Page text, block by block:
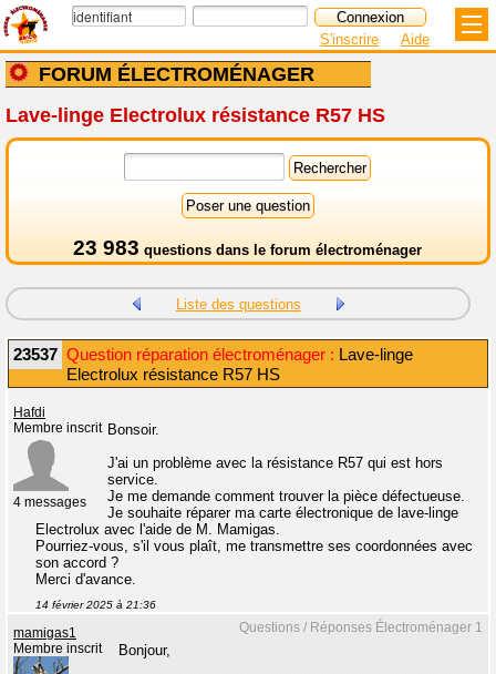
FORUM ÉLECTROMÉNAGER
S'inscrire Aide
Lave-linge Electrolux résistance R57 HS
23 983 questions dans le forum électroménager
Liste des questions
23537 Question réparation électroménager : Lave-linge
Electrolux résistance R57 HS
Hafdi
Membre inscrit
4 messages
Bonsoir.
J'ai un problème avec la résistance R57 qui est hors
service.
Je me demande comment trouver la pièce défectueuse.
Je souhaite réparer ma carte électronique de lave-linge
Electrolux avec l'aide de M. Mamigas.
Pourriez-vous, s'il vous plaît, me transmettre ses coordonnées avec
son accord ?
Merci d'avance.
14 février 2025 à 21:36
Questions / Réponses Électroménager 1
mamigas1
Membre inscrit
Bonjour,